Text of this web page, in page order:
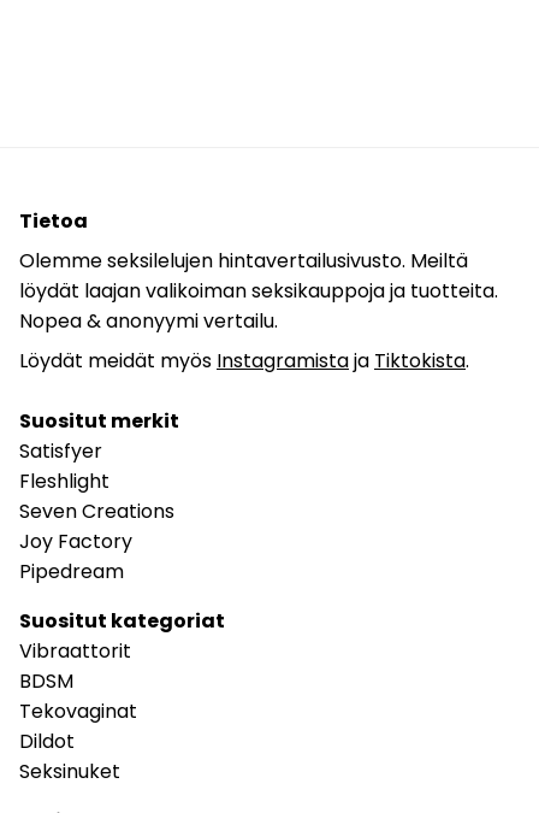
Tietoa
Olemme seksilelujen hintavertailusivusto. Meiltä
löydät laajan valikoiman seksikauppoja ja tuotteita.
Nopea & anonyymi vertailu.
Löydät meidät myös Instagramistaja Tiktokista.
Suositut merkit
Satisfyer
Fleshlight
Seven Creations
Joy Factory
Pipedream
Suositut kategoriat
Vibraattorit
BDSM
Tekovaginat
Dildot
Seksinuket